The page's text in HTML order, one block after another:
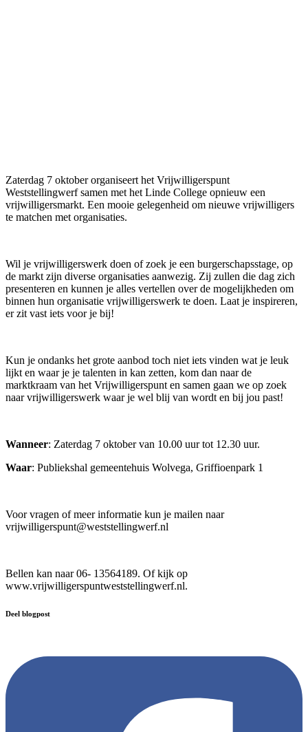
Zaterdag 7 oktober organiseert het Vrijwilligerspunt
Weststellingwerf samen met het Linde College opnieuw een
vrijwilligersmarkt. Een mooie gelegenheid om nieuwe vrijwilligers
te matchen met organisaties.
Wil je vrijwilligerswerk doen of zoek je een burgerschapsstage, op
de markt zijn diverse organisaties aanwezig. Zij zullen die dag zich
presenteren en kunnen je alles vertellen over de mogelijkheden om
binnen hun organisatie vrijwilligerswerk te doen. Laat je inspireren,
er zit vast iets voor je bij!
Kun je ondanks het grote aanbod toch niet iets vinden wat je leuk
lijkt en waar je je talenten in kan zetten, kom dan naar de
marktkraam van het Vrijwilligerspunt en samen gaan we op zoek
naar vrijwilligerswerk waar je wel blij van wordt en bij jou past!
Wanneer: Zaterdag 7 oktober van 10.00 uur tot 12.30 uur.
Waar: Publiekshal gemeentehuis Wolvega, Griffioenpark 1
Voor vragen of meer informatie kun je mailen naar
vrijwilligerspunt@weststellingwerf.nl
Bellen kan naar 06- 13564189. Of kijk op
www.vrijwilligerspuntweststellingwerf.nl.
Deel blogpost